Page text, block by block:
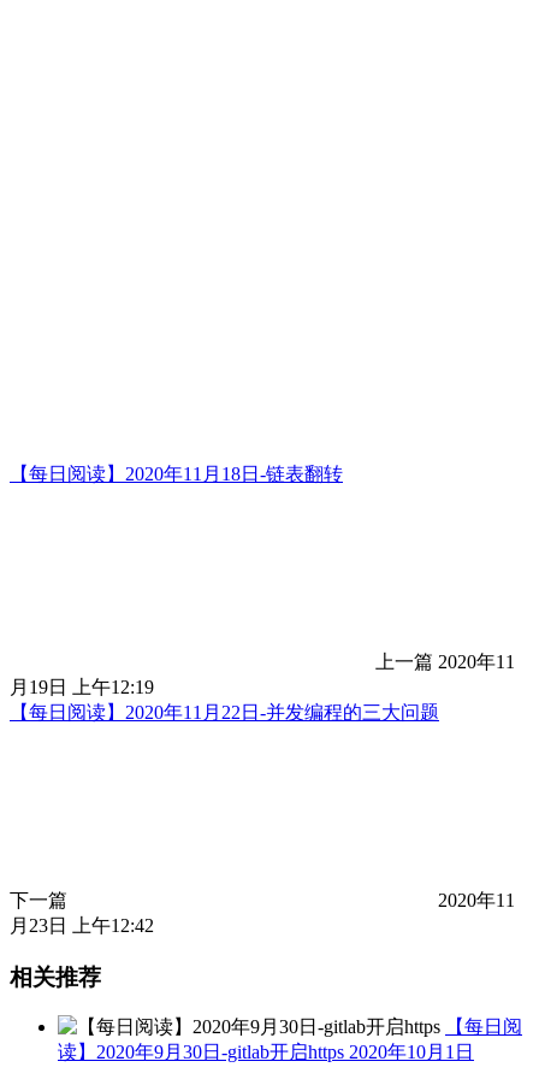
【每日阅读】2020年11月18日-链表翻转
上一篇 2020年11
月19日 上午12:19
【每日阅读】2020年11月22日-并发编程的三大问题
下一篇
2020年11
月23日 上午12:42
相关推荐
【每日阅
读】2020年9月30日-gitlab开启https 2020年10月1日